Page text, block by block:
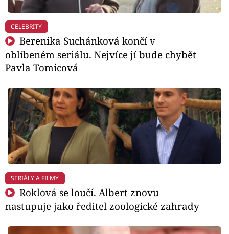
CELEBRITY
Berenika Suchánková končí v
oblíbeném seriálu. Nejvíce jí bude chybět
Pavla Tomicová
SERIÁLY A FILMY
Roklová se loučí. Albert znovu
nastupuje jako ředitel zoologické zahrady